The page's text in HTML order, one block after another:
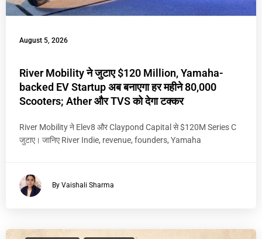
August 5, 2026
River Mobility ने जुटाए $120 Million, Yamaha-
backed EV Startup अब बनाएगा हर महीने 80,000
Scooters; Ather और TVS को देगा टक्कर
River Mobility ने Elev8 और Claypond Capital से $120M Series C
जुटाए। जानिए River Indie, revenue, founders, Yamaha
By Vaishali Sharma